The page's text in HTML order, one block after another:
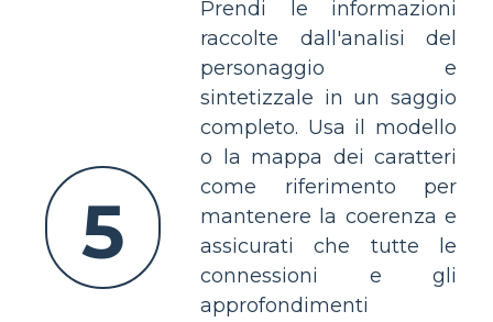
5
Prendi le informazioni
raccolte dall'analisi del
personaggio e
sintetizzale in un saggio
completo. Usa il modello
o la mappa dei caratteri
come riferimento per
mantenere la coerenza e
assicurati che tutte le
connessioni e gli
approfondimenti